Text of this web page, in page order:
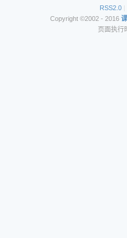
RSS2.0 |
Copyright ©2002 - 2016
页面执行